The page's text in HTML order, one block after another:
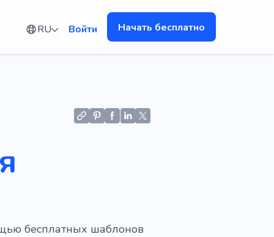
RU Войти Начать бесплатно
бесплатных шаблонов